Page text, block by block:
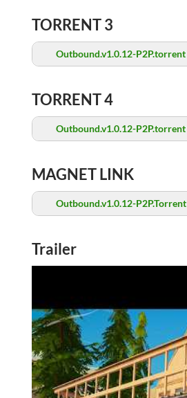
TORRENT 3
Outbound.v1.0.12-P2P.torrent
TORRENT 4
Outbound.v1.0.12-P2P.torrent
MAGNET LINK
Outbound.v1.0.12-P2P.Torrent
Trailer